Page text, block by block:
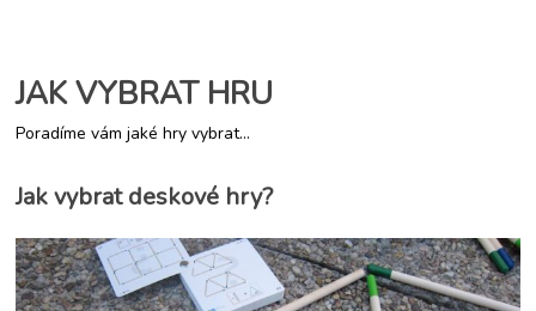
JAK VYBRAT HRU
Poradíme vám jaké hry vybrat...
Jak vybrat deskové hry?